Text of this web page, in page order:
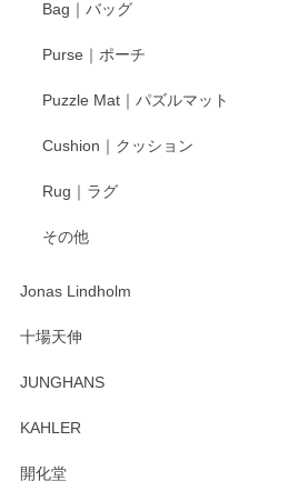
Bag｜バッグ
Purse｜ポーチ
Puzzle Mat｜パズルマット
Cushion｜クッション
Rug｜ラグ
その他
Jonas Lindholm
十場天伸
JUNGHANS
KAHLER
開化堂